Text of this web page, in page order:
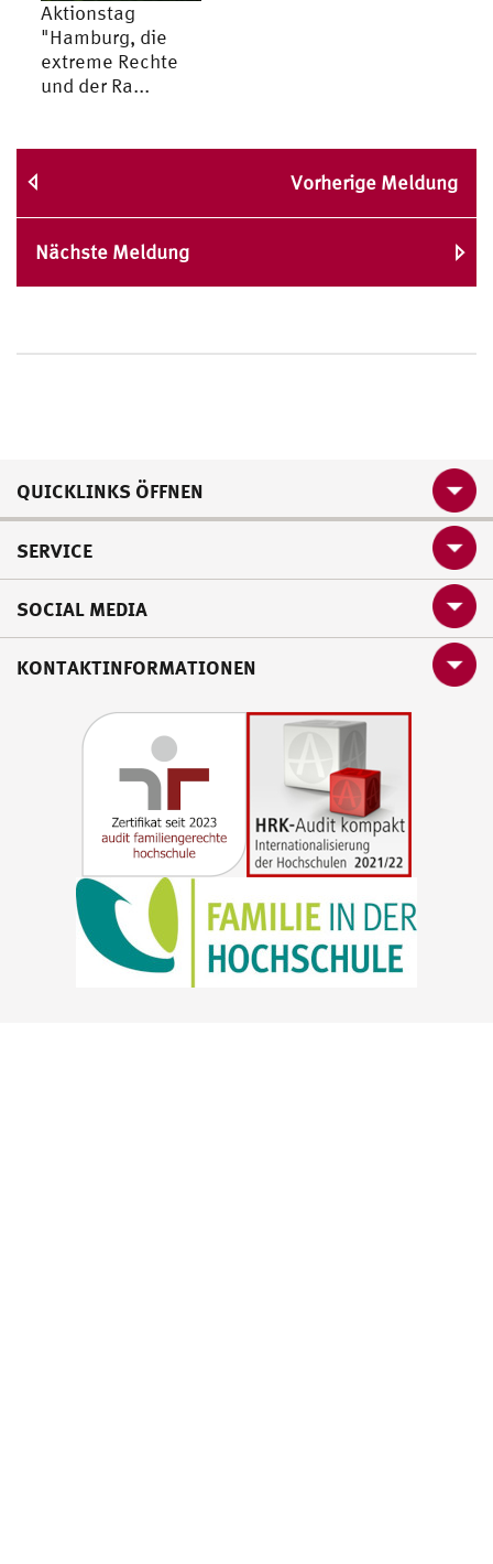
Aktionstag
"Hamburg, die
extreme Rechte
und der Ra...
Vorherige Meldung
Nächste Meldung
QUICKLINKS ÖFFNEN
SERVICE
SOCIAL MEDIA
KONTAKTINFORMATIONEN